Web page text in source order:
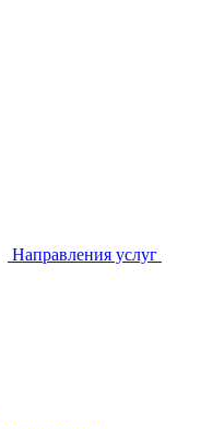
Направления услуг